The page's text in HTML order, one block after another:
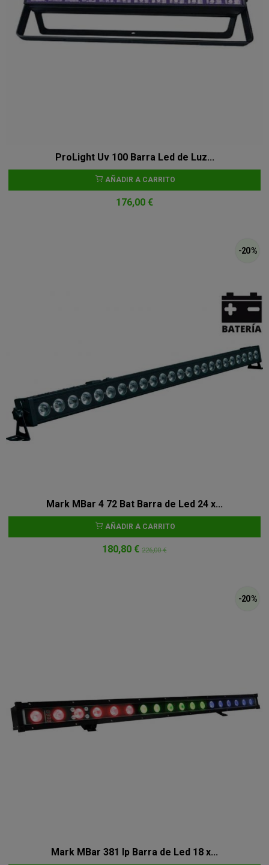
ProLight Uv 100 Barra Led de Luz...
AÑADIR A CARRITO
176,00 €
-20 %
Mark MBar 4 72 Bat Barra de Led 24 x...
AÑADIR A CARRITO
180,80 € 226,00 €
-20 %
Mark MBar 381 Ip Barra de Led 18 x...